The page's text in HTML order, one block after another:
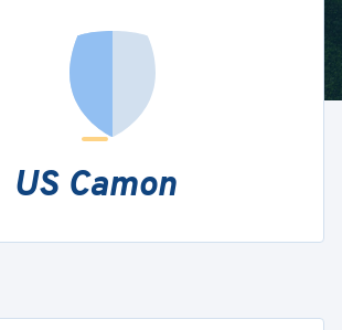
US Camon